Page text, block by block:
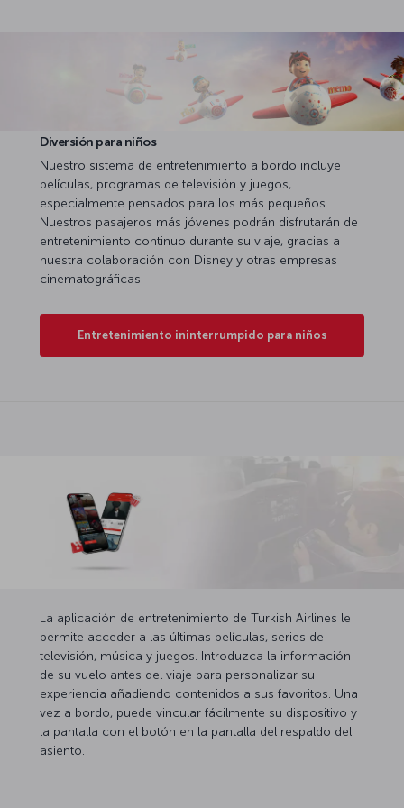
Diversión para niños
Nuestro sistema de entretenimiento a bordo incluye
películas, programas de televisión y juegos,
especialmente pensados para los más pequeños.
Nuestros pasajeros más jóvenes podrán disfrutarán de
entretenimiento continuo durante su viaje, gracias a
nuestra colaboración con Disney y otras empresas
cinematográficas.
Entretenimiento ininterrumpido para niños
La aplicación de entretenimiento de Turkish Airlines le
permite acceder a las últimas películas, series de
televisión, música y juegos. Introduzca la información
de su vuelo antes del viaje para personalizar su
experiencia añadiendo contenidos a sus favoritos. Una
vez a bordo, puede vincular fácilmente su dispositivo y
la pantalla con el botón en la pantalla del respaldo del
asiento.